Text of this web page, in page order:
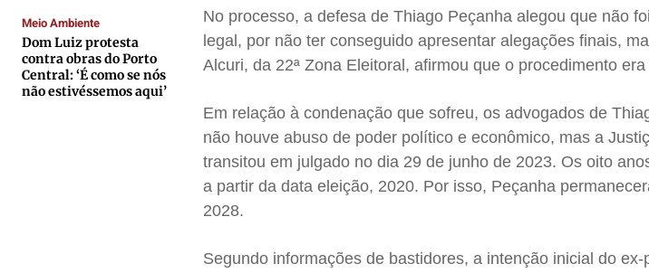
Termos de Uso
Privacidade
Termos de Uso
Privacidade
Termos de Uso
Privacidade
Termos de Uso
Privacidade
Meio Ambiente
Dom Luiz protesta
contra obras do Porto
Central: ‘É como se nós
não estivéssemos aqui’
No processo, a defesa de Thiago Peçanha alegou que não
legal, por não ter conseguido apresentar alegações finais,
Alcuri, da 22ª Zona Eleitoral, afirmou que o procedimento
Em relação à condenação que sofreu, os advogados de
não houve abuso de poder político e econômico, mas a
transitou em julgado no dia 29 de junho de 2023. Os oito
a partir da data eleição, 2020. Por isso, Peçanha
2028.
Segundo informações de bastidores, a intenção inicial do